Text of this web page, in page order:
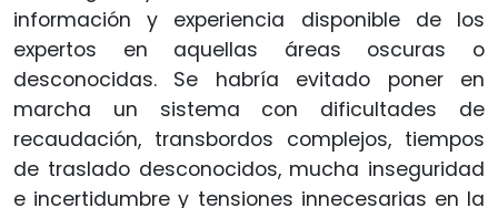
información y experiencia disponible de los
expertos en aquellas áreas oscuras o
desconocidas. Se habría evitado poner en
marcha un sistema con dificultades de
recaudación, transbordos complejos, tiempos
de traslado desconocidos, mucha inseguridad
e incertidumbre y tensiones innecesarias en la